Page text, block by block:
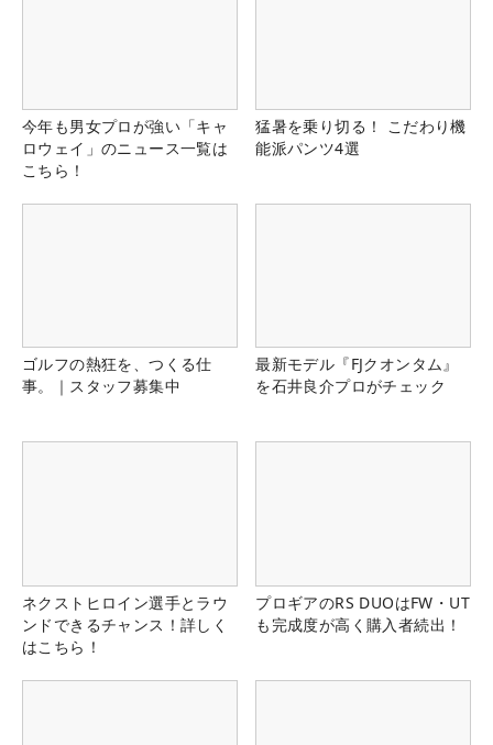
今年も男女プロが強い「キャ
ロウェイ」のニュース一覧は
こちら！
猛暑を乗り切る！ こだわり機
能派パンツ4選
ゴルフの熱狂を、つくる仕
事。｜スタッフ募集中
最新モデル『FJクオンタム』
を石井良介プロがチェック
ネクストヒロイン選手とラウ
ンドできるチャンス！詳しく
はこちら！
プロギアのRS DUOはFW・UT
も完成度が高く購入者続出！